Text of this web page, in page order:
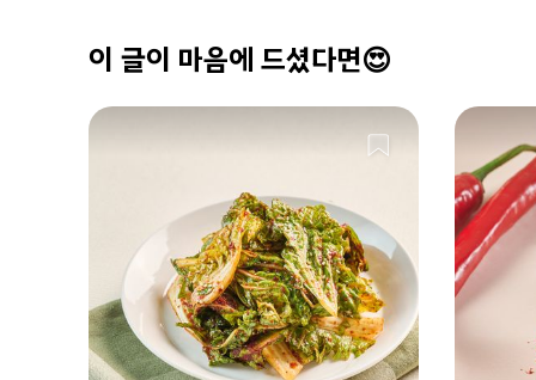
이 글이 마음에 드셨다면😍